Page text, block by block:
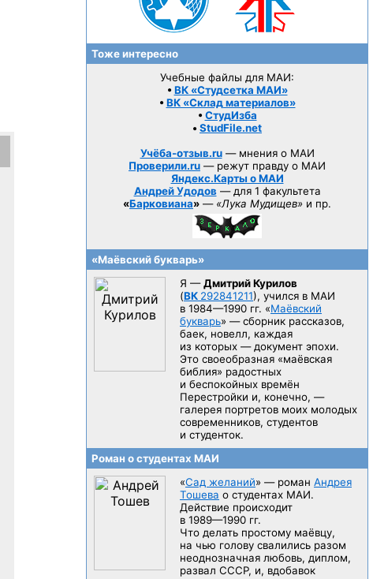
Тоже интересно
Учебные файлы для МАИ:
• ВК «Студсетка МАИ»
• ВК «Склад материалов»
• СтудИзба
• StudFile.net
Учёба-отзыв.ru— мнения о МАИ
Проверили.ru — режут правду о МАИ
Яндекс.Карты о МАИ
Андрей Удодов — для 1 факультета
«Барковиана» — «Лука Мудищев» и пр.
«Маёвский букварь»
Я —Дмитрий Курилов
(ВК 292841211), учился в МАИ
в 1984—1990 гг. «Маёвский
букварь» — сборник рассказов,
баек, новелл, каждая
из которых — документ эпохи.
Это своеобразная «маёвская
библия» радостных
и беспокойных времён
Перестройки и, конечно, —
галерея портретов моих молодых
современников, студентов
и студенток.
Роман о студентах МАИ
«Сад желаний» — роман Андрея
Тошева о студентах МАИ.
Действие происходит
в 1989—1990 гг.
Что делать простому маёвцу,
на чью голову свалились разом
неоднозначная любовь, диплом,
развал CCCP, и, вдобавок